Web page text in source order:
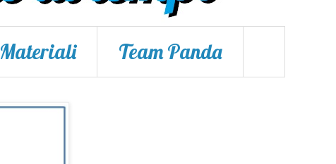
Materiali Team Panda